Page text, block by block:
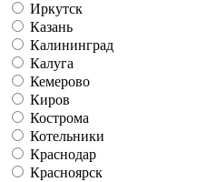
Иркутск
Казань
Калининград
Калуга
Кемерово
Киров
Кострома
Котельники
Краснодар
Красноярск